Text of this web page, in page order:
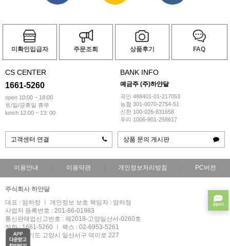
미확인입급자 주문조회 상품후기 FAQ
CS CENTER
1661-5260
open 10:00 ~ 18:00
토/일/공휴일 휴무
lunch 12:00 ~ 13: 00
BANK INFO
예금주 (주)하얀달
국민 488401-01-217053
농협 301-0070-2754-51
신한 100-026-831658
우리 1006-901-258617
고객센터 연결 상품 문의 게시판
이용안내 이용약관 개인정보처리방침 PC버전
주식회사 하얀달
대표 : 엄하정 ㅣ 개인정보 보호 책임자 : 엄하정
사업자 등록번호 : 201-86-01983
통신판매업신고번호 : 제2018-고양일산서-0260호
전화 : 1661-5260 ㅣ 팩스 : 02-6953-5261
주소 : 경기도 고양시 일산서구 덕이로 227